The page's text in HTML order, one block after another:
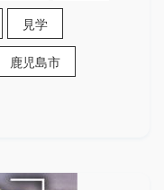
見学
鹿児島市